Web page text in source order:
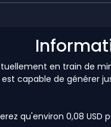
en train de
capable de générer
qu'environ 0,08 USD